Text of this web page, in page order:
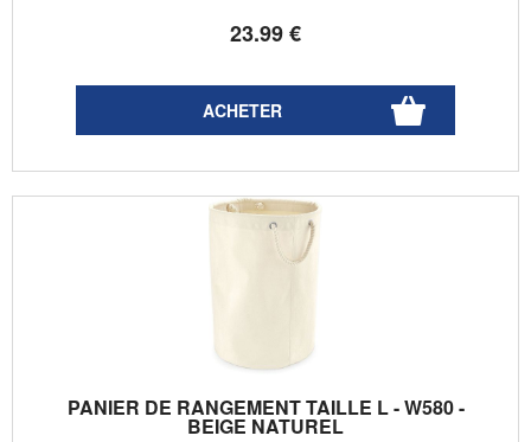
23.99€
PANIER DE RANGEMENT TAILLE L - W580 -
BEIGE NATUREL